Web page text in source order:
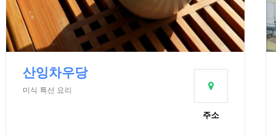
산잉차우당
미식 특선 요리
주소